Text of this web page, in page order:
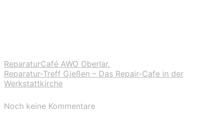
ReparaturCafé AWO Oberlar.
Reparatur-Treff Gießen – Das Repair-Cafe in der
Werkstattkirche
Noch keine Kommentare